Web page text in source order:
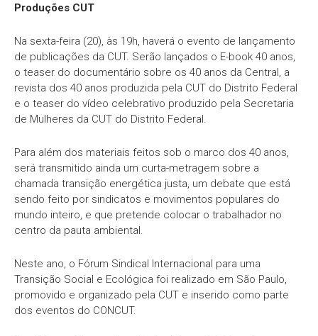
Produções CUT
Na sexta-feira (20), às 19h, haverá o evento de lançamento
de publicações da CUT. Serão lançados o E-book 40 anos,
o teaser do documentário sobre os 40 anos da Central, a
revista dos 40 anos produzida pela CUT do Distrito Federal
e o teaser do vídeo celebrativo produzido pela Secretaria
de Mulheres da CUT do Distrito Federal.
Para além dos materiais feitos sob o marco dos 40 anos,
será transmitido ainda um curta-metragem sobre a
chamada transição energética justa, um debate que está
sendo feito por sindicatos e movimentos populares do
mundo inteiro, e que pretende colocar o trabalhador no
centro da pauta ambiental.
Neste ano, o Fórum Sindical Internacional para uma
Transição Social e Ecológica foi realizado em São Paulo,
promovido e organizado pela CUT e inserido como parte
dos eventos do CONCUT.